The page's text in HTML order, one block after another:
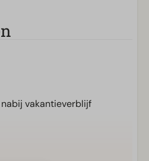
vakantieverblijf